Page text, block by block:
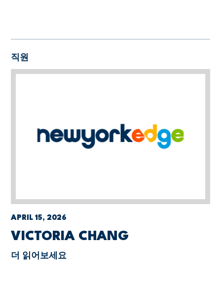
직원
APRIL 15, 2026
VICTORIA CHANG
더 읽어보세요